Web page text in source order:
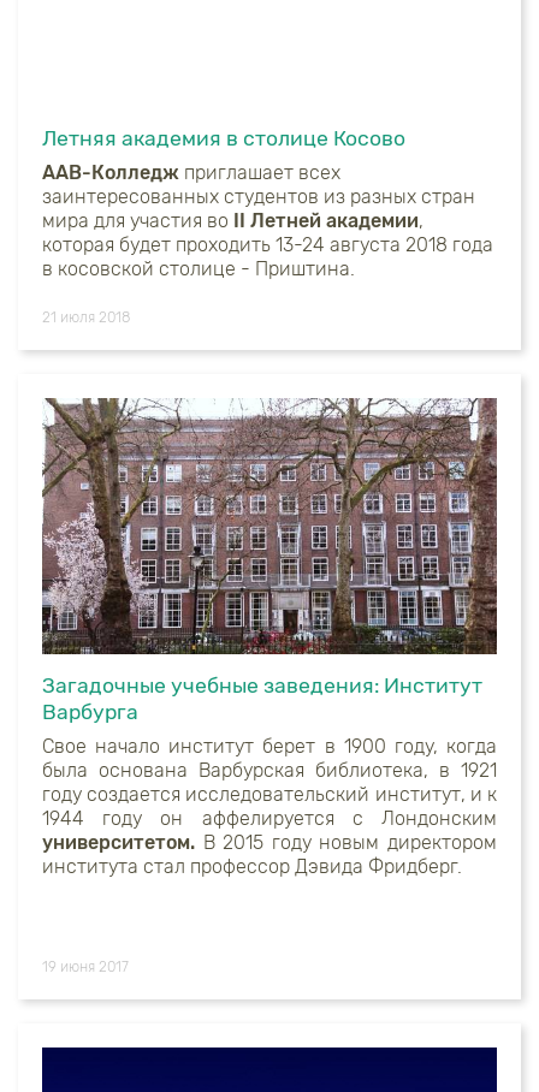
Летняя академия в столице Косово
AAB-Колледж приглашает всех
заинтересованных студентов из разных стран
мира для участия во II Летней академии,
которая будет проходить 13-24 августа 2018 года
в косовской столице - Приштина.
21 июля 2018
Загадочные учебные заведения: Институт
Варбурга
Свое начало институт берет в 1900 году, когда
была основана Варбурская библиотека, в 1921
году создается исследовательский институт, и к
1944 году он аффелируется с Лондонским
университетом. В 2015 году новым директором
института стал профессор Дэвида Фридберг.
19 июня 2017